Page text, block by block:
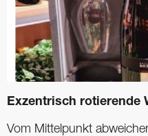
Exzentrisch rotierende
Vom Mittelpunkt